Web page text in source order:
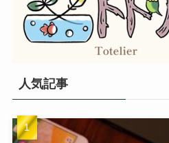
人気記事